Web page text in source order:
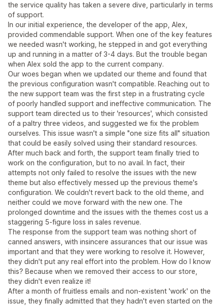
the service quality has taken a severe dive, particularly in terms
of support.
In our initial experience, the developer of the app, Alex,
provided commendable support. When one of the key features
we needed wasn't working, he stepped in and got everything
up and running in a matter of 3-4 days. But the trouble began
when Alex sold the app to the current company.
Our woes began when we updated our theme and found that
the previous configuration wasn't compatible. Reaching out to
the new support team was the first step in a frustrating cycle
of poorly handled support and ineffective communication. The
support team directed us to their 'resources', which consisted
of a paltry three videos, and suggested we fix the problem
ourselves. This issue wasn't a simple "one size fits all" situation
that could be easily solved using their standard resources.
After much back and forth, the support team finally tried to
work on the configuration, but to no avail. In fact, their
attempts not only failed to resolve the issues with the new
theme but also effectively messed up the previous theme's
configuration. We couldn't revert back to the old theme, and
neither could we move forward with the new one. The
prolonged downtime and the issues with the themes cost us a
staggering 5-figure loss in sales revenue.
The response from the support team was nothing short of
canned answers, with insincere assurances that our issue was
important and that they were working to resolve it. However,
they didn't put any real effort into the problem. How do I know
this? Because when we removed their access to our store,
they didn't even realize it!
After a month of fruitless emails and non-existent 'work' on the
issue, they finally admitted that they hadn't even started on the